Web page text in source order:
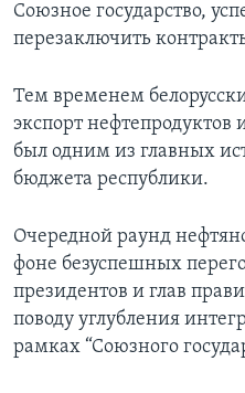
Союзное государство,
перезаключить
Тем временем
экспорт нефтепродуктов
был одним из главных
бюджета республики.
Очередной раунд
фоне безуспешных
президентов и глав
поводу углубления
рамках “Союзного